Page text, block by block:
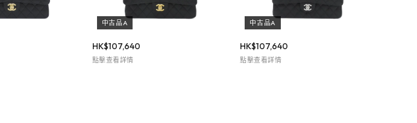
中古品A
HK$107,640
點擊查看詳情
中古品A
HK$107,640
點擊查看詳情